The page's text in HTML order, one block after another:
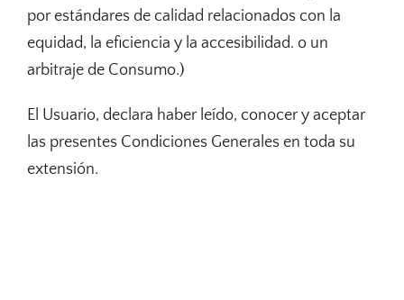
por estándares de calidad relacionados con la
equidad, la eficiencia y la accesibilidad. o un
arbitraje de Consumo.)
El Usuario, declara haber leído, conocer y aceptar
las presentes Condiciones Generales en toda su
extensión.